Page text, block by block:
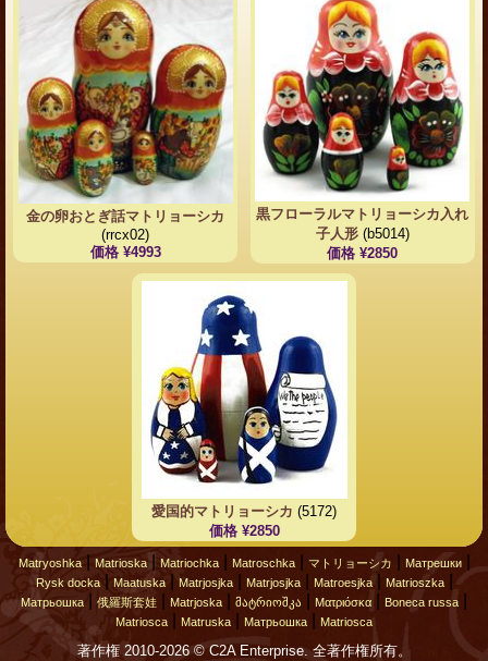
金の卵おとぎ話マトリョーシカ
(rrcx02)
価格 ¥4993
黒フローラルマトリョーシカ入れ
子人形(b5014)
価格 ¥2850
愛国的マトリョーシカ (5172)
価格 ¥2850
Matryoshka| Matrioska| Matriochka| Matroschka| マトリョーシカ Матрешки|
Rysk docka| Maatuska| Matrjosjka| Matrjosjka| Matroesjka| Matrioszka|
Матрьошка 俄羅斯套娃 Matrjoska მატრიოშკა Ματριόσκα Boneca russa
Matriosca Matruska Матрьошка Matriosca
著作権 2010-2026 © C2A Enterprise. 全著作権所有。